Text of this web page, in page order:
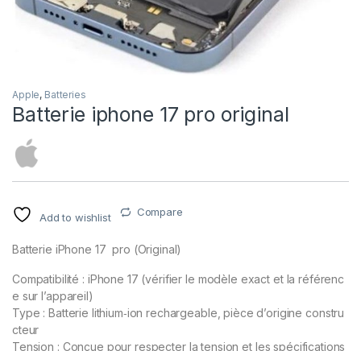
Apple, Batteries
Batterie iphone 17 pro original
Add to wishlist Compare
Batterie iPhone 17 pro (Original)
Compatibilité : iPhone 17 (vérifier le modèle exact et la référenc
e sur l’appareil)
Type : Batterie lithium‑ion rechargeable, pièce d’origine constru
cteur
Tension : Conçue pour respecter la tension et les spécifications